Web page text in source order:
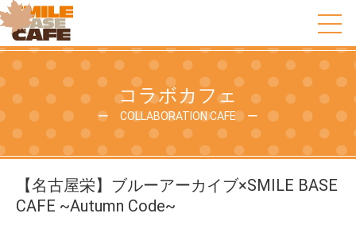
コラボカフェ
ー COLLABORATION CAFE ー
【名古屋栄】ブルーアーカイブ×SMILE BASE
CAFE ~Autumn Code~